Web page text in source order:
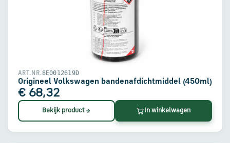
ART.NR.8E0012619D
Origineel Volkswagen bandenafdichtmiddel (450ml)
€ 68,32
Bekijk product In winkelwagen